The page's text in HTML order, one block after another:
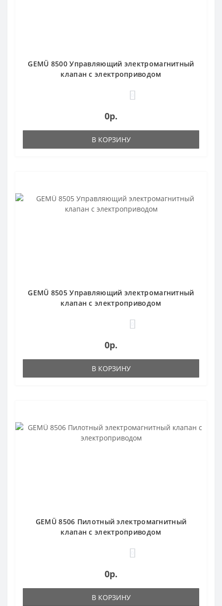
GEMÜ 8500 Управляющий электромагнитный
клапан с электроприводом
0р.
В КОРЗИНУ
GEMÜ 8505 Управляющий электромагнитный
клапан с электроприводом
0р.
В КОРЗИНУ
GEMÜ 8506 Пилотный электромагнитный
клапан с электроприводом
0р.
В КОРЗИНУ